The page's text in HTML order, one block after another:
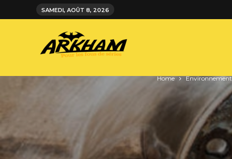
SAMEDI, AOÛT 8, 2026
Home Environnement